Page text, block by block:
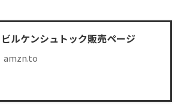
ビルケンシュトック販売ページ
amzn.to